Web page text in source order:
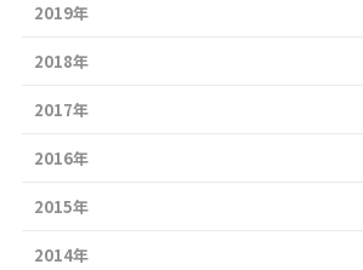
2019年
2018年
2017年
2016年
2015年
2014年